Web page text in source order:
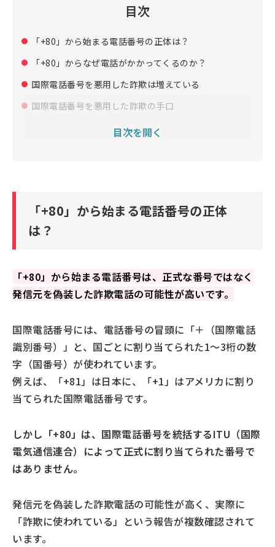
目次
「+80」から始まる電話番号の正体は？
「+80」からなぜ電話がかかってくるのか？
国際電話番号を悪用した詐欺は増えている
国際電話番号を悪用した詐欺の手口
「+80」から始まる電話番号から着信や留守電を受信し
詐欺被害にあわないための対策
詐欺対策専用アプリを使う
固定電話の場合は特殊詐欺対策サービスなどを利用
する
「+80」から始まる電話番号には注意しよう
目次を開く
「+80」から始まる電話番号の正体
は？
「+80」から始まる電話番号は、正式な番号ではなく
発信元を偽装した詐欺電話の可能性が高いです。
国際電話番号には、電話番号の冒頭に「＋（国際電話
識別番号）」と、国ごとに割り当てられた1～3桁の数
字（国番号）が使われています。
例えば、「+81」は日本に、「+1」はアメリカに割り
当てられた国際電話番号です。
しかし「+80」は、国際電話番号を統括するITU（国際
電気通信連合）によって正式に割り当てられた番号で
はありません。
発信元を偽装した詐欺電話の可能性が高く、実際に
「詐欺に使われている」という報告が複数確認されて
います。